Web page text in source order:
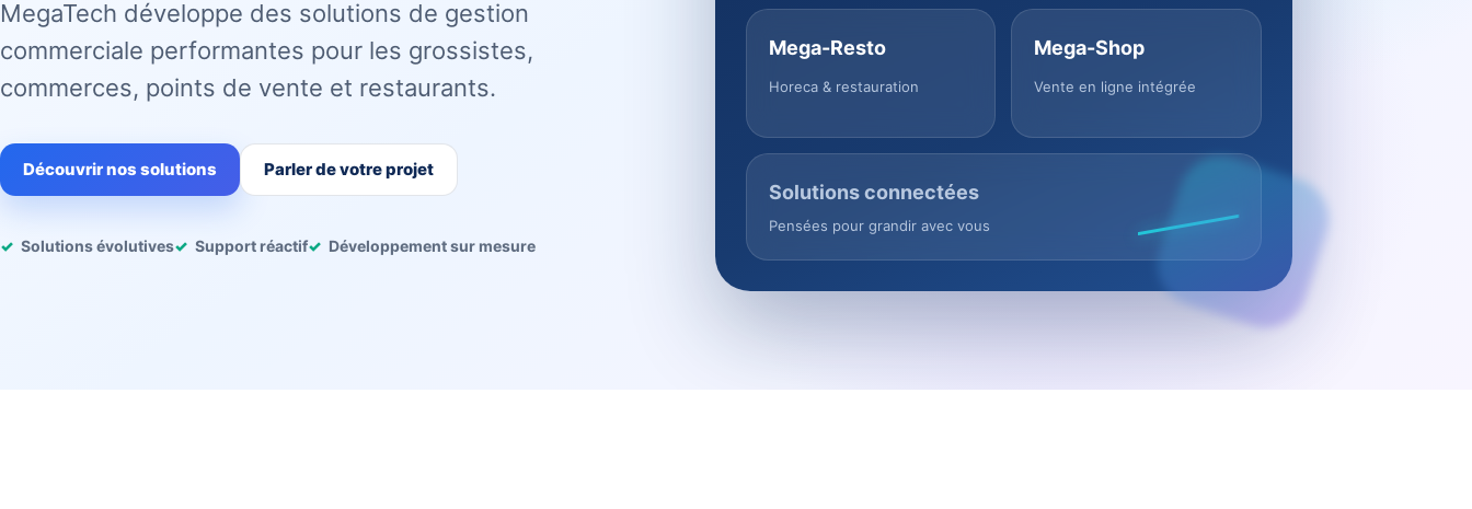
MegaTech développe des solutions de gestion
commerciale performantes pour les grossistes,
commerces, points de vente et restaurants.
Découvrir nos solutions Parler de votre projet
Solutions évolutives Support réactif Développement sur mesure
Mega-Resto
Horeca & restauration
Mega-Shop
Vente en ligne intégrée
Solutions connectées
Pensées pour grandir avec vous